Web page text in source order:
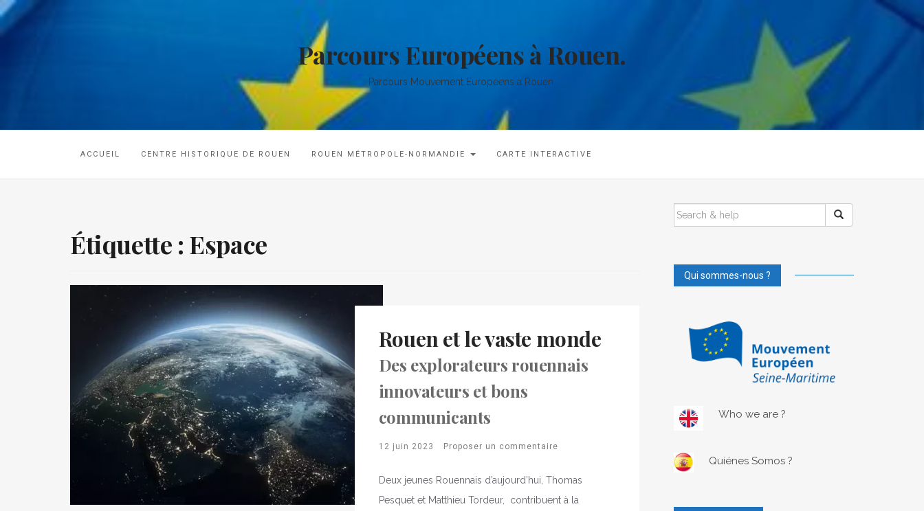
Parcours Européens à Rouen.
Parcours Mouvement Européens à Rouen.
ACCUEIL CENTRE HISTORIQUE DE ROUEN ROUEN MÉTROPOLE-NORMANDIE CARTE INTERACTIVE
Étiquette : Espace
Rouen et le vaste monde
Des explorateurs rouennais
innovateurs et bons
communicants
12 juin 2023 Proposer un commentaire
Deux jeunes Rouennais d’aujourd’hui, Thomas
Pesquet et Matthieu Tordeur, contribuent à la
SEARCH
FOR:
Qui sommes-nous ?
Who we are ?
Quiénes Somos ?